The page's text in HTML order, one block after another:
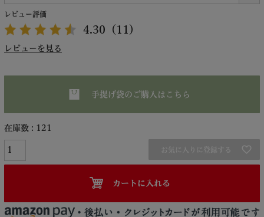
レビュー評価
4.30 （11）
レビューを見る
手提げ袋のご購入はこちら
在庫数 121
お気に入りに登録する
カートに入れる